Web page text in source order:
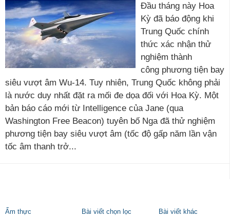
Đầu tháng này Hoa
Kỳ đã báo động khi
Trung Quốc chính
thức xác nhận thử
nghiệm thành
công phương tiện bay
siêu vượt âm Wu-14. Tuy nhiên, Trung Quốc không phải
là nước duy nhất đặt ra mối đe dọa đối với Hoa Kỳ. Một
bản báo cáo mới từ Intelligence của Jane (qua
Washington Free Beacon) tuyên bố Nga đã thử nghiệm
phương tiện bay siêu vượt âm (tốc độ gấp năm lần vận
tốc âm thanh trở...
Ẩm thực Bài viết chọn lọc
Bài viết khác